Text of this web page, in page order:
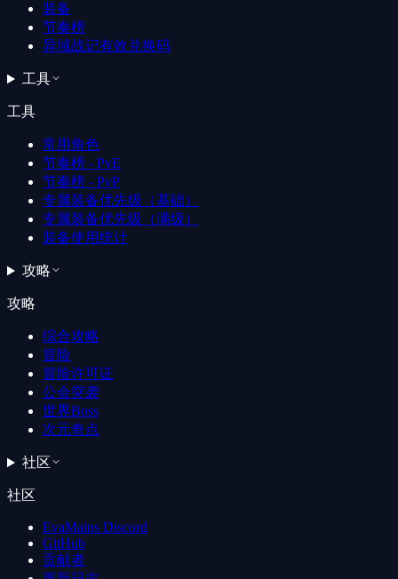
装备
节奏榜
异域战记有效兑换码
工具
工具
常用角色
节奏榜 - PvE
节奏榜 - PvP
专属装备优先级（基础）
专属装备优先级（满级）
装备使用统计
攻略
攻略
综合攻略
冒险
冒险许可证
公会突袭
世界Boss
次元奇点
社区
社区
EvaMains Discord
GitHub
贡献者